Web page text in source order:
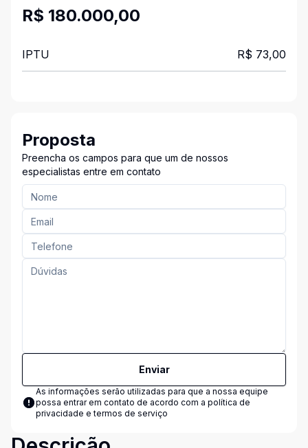
R$ 180.000,00
IPTU R$ 73,00
Proposta
Preencha os campos para que um de nossos
especialistas entre em contato
Enviar
As informações serão utilizadas para que a nossa equipe
possa entrar em contato de acordo com a política de
privacidade e termos de serviço